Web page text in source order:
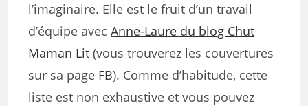
l’imaginaire. Elle est le fruit d’un travail
d’équipe avecAnne-Laure du blog Chut
Maman Lit (vous trouverez les couvertures
sur sa page FB). Comme d’habitude, cette
liste est non exhaustive et vous pouvez